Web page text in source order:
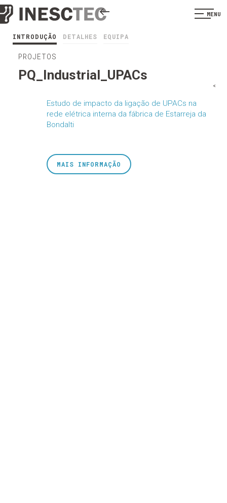
MENU
INTRODUÇÃO DETALHES EQUIPA
PROJETOS
PQ_Industrial_UPACs
Estudo de impacto da ligação de UPACs na
rede elétrica interna da fábrica de Estarreja da
Bondalti
<
MAIS INFORMAÇÃO